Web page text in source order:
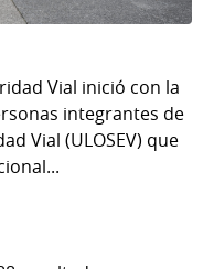
Vial inició con la
integrantes de
Vial (ULOSEV) que